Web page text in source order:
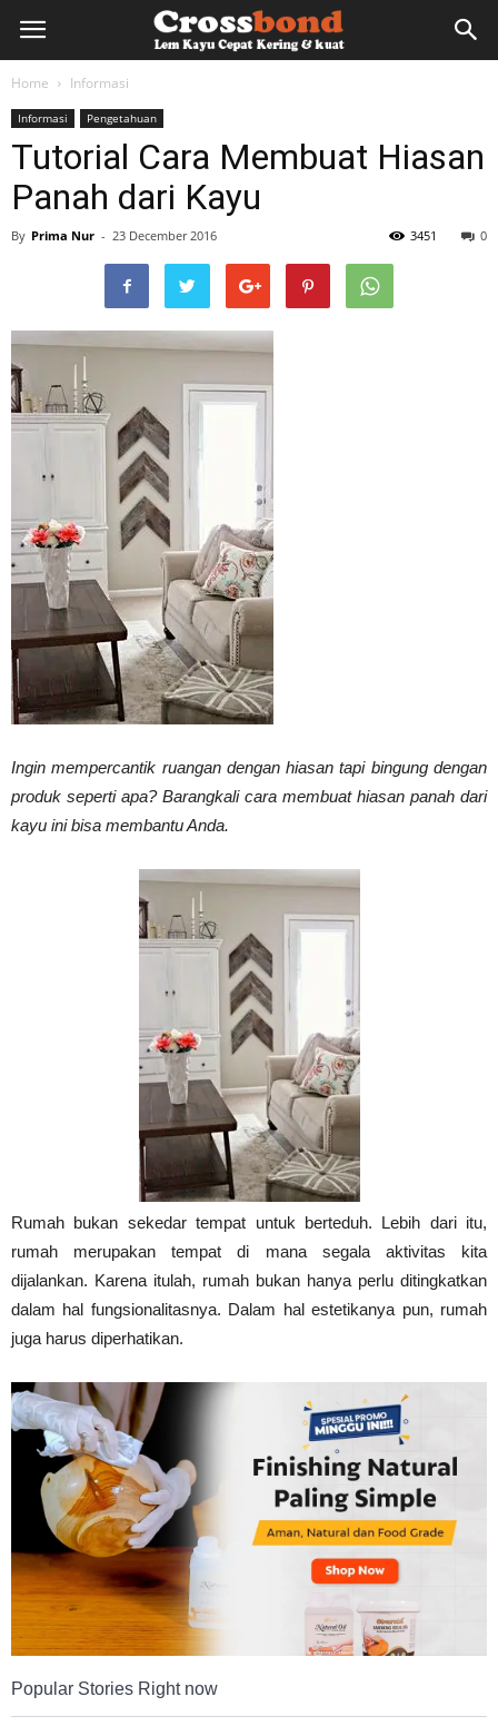
lemkayu.net
HPL,
Kertas,
Vinyl
Cepat
Home Informasi
Informasi Pengetahuan
Tutorial Cara Membuat Hiasan
Panah dari Kayu
By Prima Nur - 23 December 2016 0
3451
Ingin mempercantik ruangan dengan hiasan tapi bingung dengan
produk seperti apa? Barangkali cara membuat hiasan panah dari
kayu ini bisa membantu Anda.
Rumah bukan sekedar tempat untuk berteduh. Lebih dari itu,
rumah merupakan tempat di mana segala aktivitas kita
dijalankan. Karena itulah, rumah bukan hanya perlu ditingkatkan
dalam hal fungsionalitasnya. Dalam hal estetikanya pun, rumah
juga harus diperhatikan.
Popular Stories Right now